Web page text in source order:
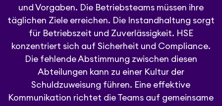
und Vorgaben. Die Betriebsteams müssen ihre
täglichen Ziele erreichen. Die Instandhaltung sorgt
für Betriebszeit und Zuverlässigkeit. HSE
konzentriert sich auf Sicherheit und Compliance.
Die fehlende Abstimmung zwischen diesen
Abteilungen kann zu einer Kultur der
Schuldzuweisung führen. Eine effektive
Kommunikation richtet die Teams auf gemeinsame